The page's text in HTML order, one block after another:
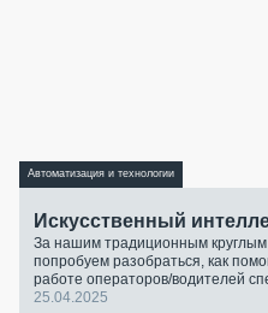
Автоматизация и технологии
Искусственный
За нашим традиционным круглым
попробуем разобраться, как
работе операторов/водителей
25.04.2025